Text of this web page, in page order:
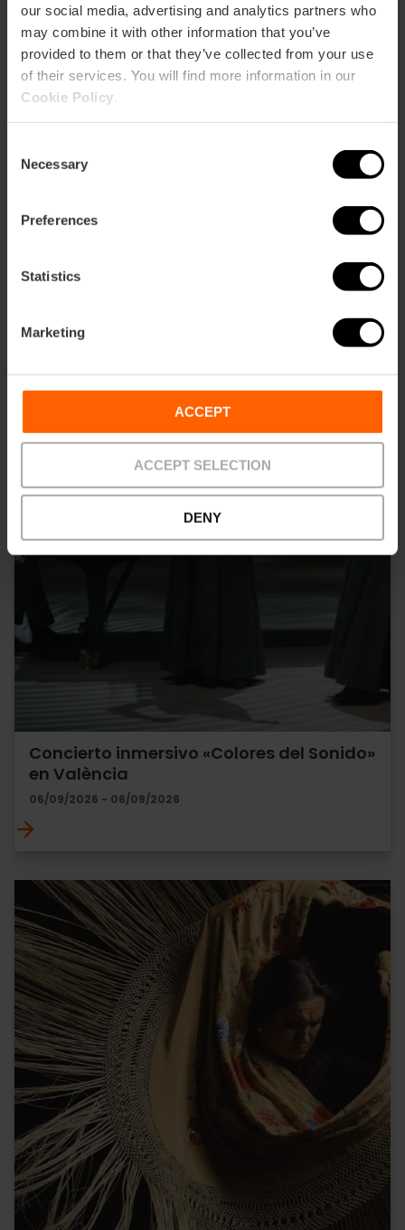
our social media, advertising and analytics partners who
may combine it with other information that you’ve
provided to them or that they’ve collected from your use
of their services. You will find more information in our
Cookie Policy
Selection
Necessary
Preferences
Statistics
Marketing
ACCEPT
ACCEPT SELECTION
DENY
Cómo llegar
Concierto inmersivo «Colores del Sonido»
en València
06/09/2026 - 06/09/2026